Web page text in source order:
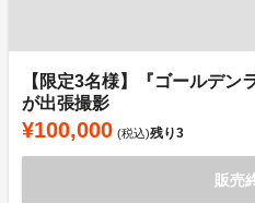
【限定3名様】『ゴールデン
が出張撮影
¥100,000 (税込)残り3
販売